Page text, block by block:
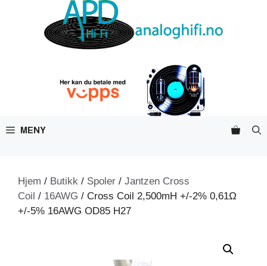
MENY
Hjem / Butikk / Spoler / Jantzen Cross
Coil / 16AWG / Cross Coil 2,500mH +/-2% 0,61Ω
+/-5% 16AWG OD85 H27